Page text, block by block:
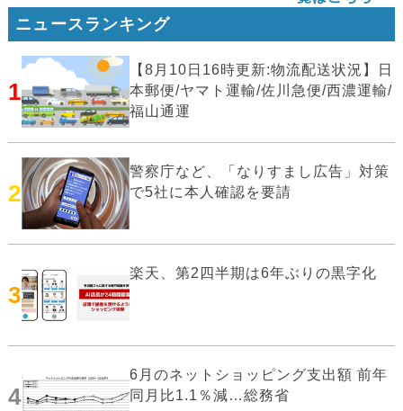
ニュースランキング
1
【8月10日16時更新:物流配送状況】日
本郵便/ヤマト運輸/佐川急便/西濃運輸/
福山通運
2
警察庁など、「なりすまし広告」対策
で5社に本人確認を要請
3
楽天、第2四半期は6年ぶりの黒字化
4
6月のネットショッピング支出額 前年
同月比1.1％減…総務省